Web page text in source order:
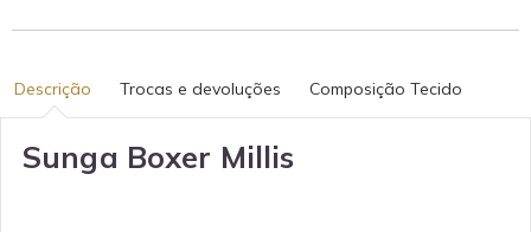
Descrição Trocas e devoluções Composição Tecido
Sunga Boxer Millis